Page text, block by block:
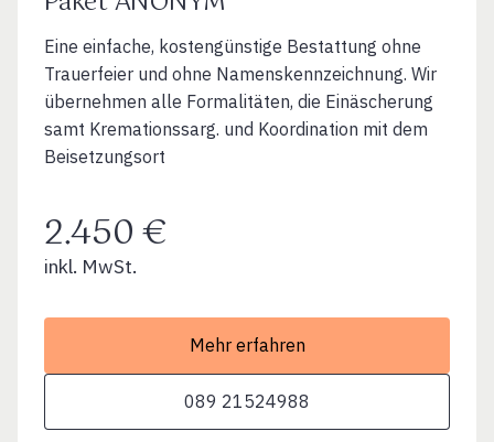
Eine einfache, kostengünstige Bestattung ohne
Trauerfeier und ohne Namenskennzeichnung. Wir
übernehmen alle Formalitäten, die Einäscherung
samt Kremationssarg. und Koordination mit dem
Beisetzungsort
2.450 €
inkl. MwSt.
Mehr erfahren
089 21524988